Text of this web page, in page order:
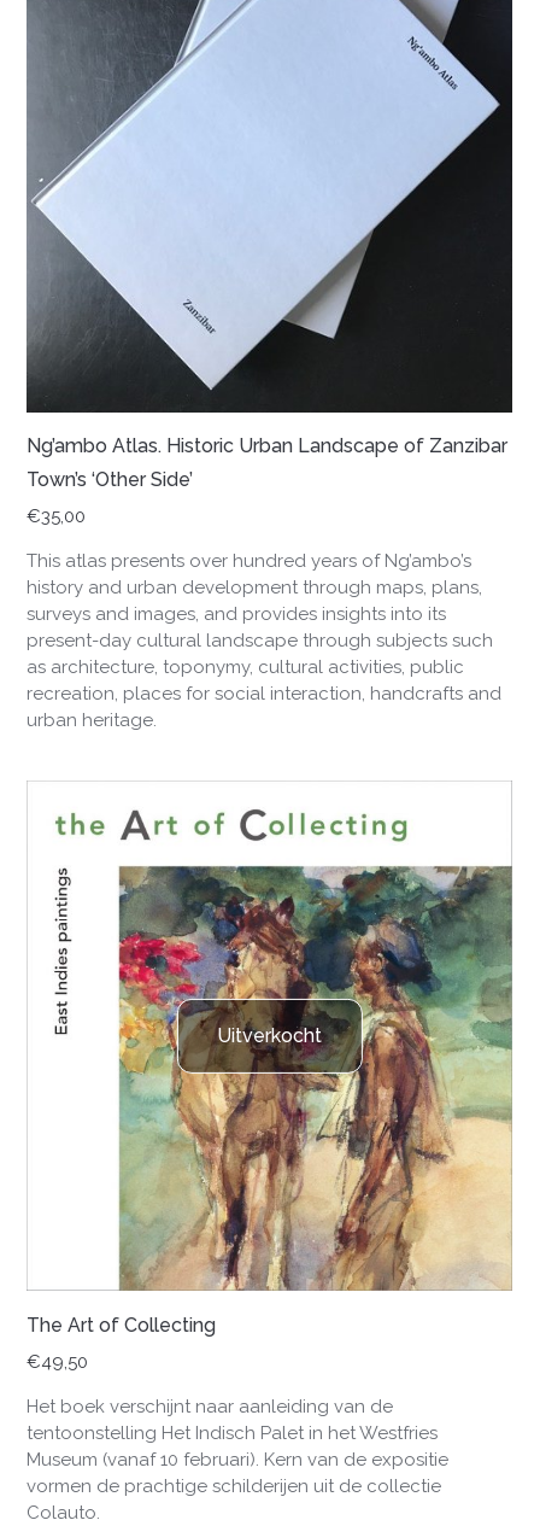
Ng’ambo Atlas. Historic Urban Landscape of Zanzibar
Town’s ‘Other Side’
€35,00
This atlas presents over hundred years of Ng’ambo’s
history and urban development through maps, plans,
surveys and images, and provides insights into its
present-day cultural landscape through subjects such
as architecture, toponymy, cultural activities, public
recreation, places for social interaction, handcrafts and
urban heritage.
Uitverkocht
The Art of Collecting
€49,50
Het boek verschijnt naar aanleiding van de
tentoonstelling Het Indisch Palet in het Westfries
Museum (vanaf 10 februari). Kern van de expositie
vormen de prachtige schilderijen uit de collectie
Colauto.